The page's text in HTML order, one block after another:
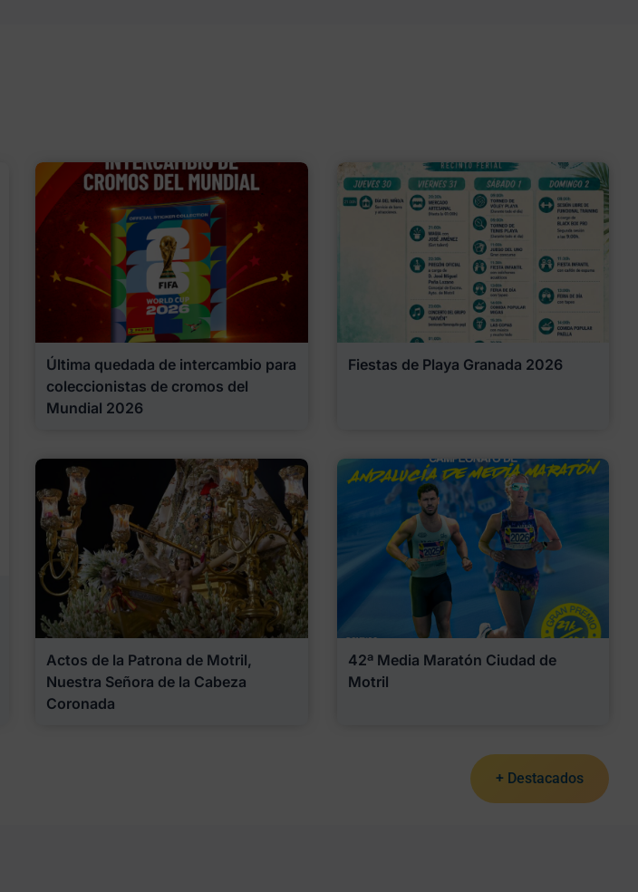
Última quedada de intercambio para
coleccionistas de cromos del
Mundial 2026
Fiestas de Playa Granada 2026
Actos de la Patrona de Motril,
Nuestra Señora de la Cabeza
Coronada
42ª Media Maratón Ciudad de
Motril
+ Destacados